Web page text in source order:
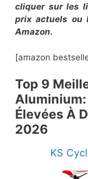
cliquer sur les
prix actuels ou
Amazon.
[amazon
​Top 9
Élevées À
2026
​KS